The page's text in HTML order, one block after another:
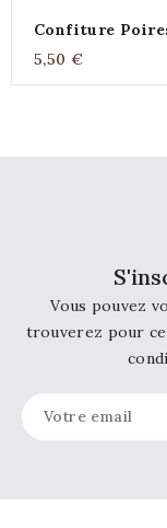
Confiture
5,50 €
Vous pouvez
trouverez pour